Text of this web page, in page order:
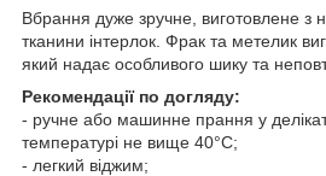
Вбрання дуже зручне, виготовлене з
тканини інтерлок. Фрак та метелик
який надає особливого шику та
Рекомендації по догляду:
- ручне або машинне прання у
температурі не вище 40°С;
- легкий віджим;